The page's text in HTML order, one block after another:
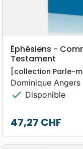
Éphésiens -
Testament
[collection Parle-
Dominique Angers
check Disponible
Prix
47,27 CHF